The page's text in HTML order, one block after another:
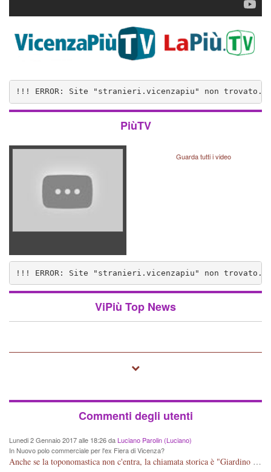
!!! ERROR: Site "stranieri.vicenzapiu" non trovato..
PiùTV
Guarda tutti i video
!!! ERROR: Site "stranieri.vicenzapiu" non trovato..
ViPiù Top News
Commenti degli utenti
Lunedi 2 Gennaio 2017 alle 18:26 daLuciano Parolin (Luciano)
In Nuovo polo commerciale per l'ex Fiera di Vicenza?
Anche se la toponomastica non c'entra, la chiamata storica è "Giardino Salvi". Dal 1907 circa Proprietà Comunale e pertanto a mio giudizio "storico" il nome potrebbe essere cambiato in Giardino Comunale Goffredo Parise. Se poi vogliono farne un IPER mercato di cineserie varie (come se non ce ne fossero a sufficienza) vuol dire che: Mala Tempora Currunt. E' solo questione di schei? Amen.